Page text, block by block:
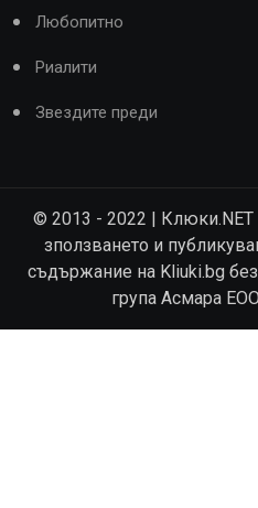
Любопитно
Риалити
Звездите преди
© 2013 - 2022 | Клюки.NET
зползването и
съдържание на Kliuki.bg
група Асмара